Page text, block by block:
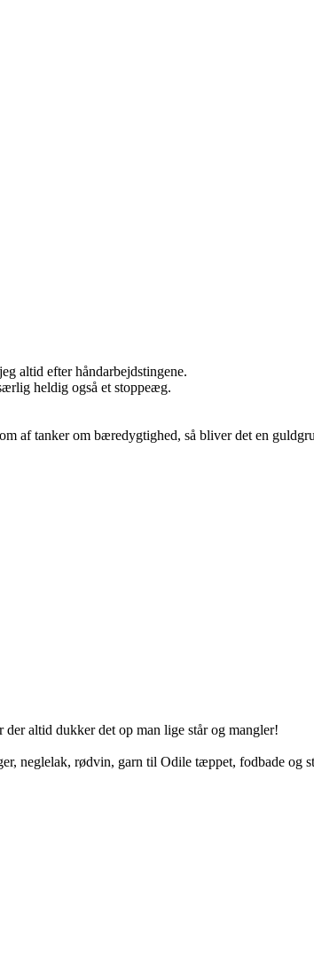
altid efter håndarbejdstingene.
heldig også et stoppeæg.
af tanker om bæredygtighed, så bliver det en
altid dukker det op man lige står og mangler!
neglelak, rødvin, garn til Odile tæppet, fodbade